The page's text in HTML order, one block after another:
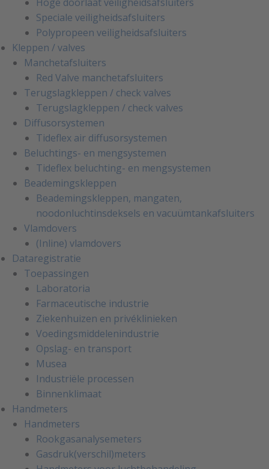
Hoge doorlaat veiligheidsafsluiters
Speciale veiligheidsafsluiters
Polypropeen veiligheidsafsluiters
Kleppen / valves
Manchetafsluiters
Red Valve manchetafsluiters
Terugslagkleppen / check valves
Terugslagkleppen / check valves
Diffusorsystemen
Tideflex air diffusorsystemen
Beluchtings- en mengsystemen
Tideflex beluchting- en mengsystemen
Beademingskleppen
Beademingskleppen, mangaten,
noodonluchtinsdeksels en vacuümtankafsluiters
Vlamdovers
(Inline) vlamdovers
Dataregistratie
Toepassingen
Laboratoria
Farmaceutische industrie
Ziekenhuizen en privéklinieken
Voedingsmiddelenindustrie
Opslag- en transport
Musea
Industriële processen
Binnenklimaat
Handmeters
Handmeters
Rookgasanalysemeters
Gasdruk(verschil)meters